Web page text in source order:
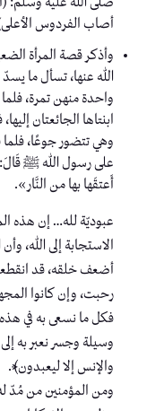
أصاب الفردوس
وأذكر قصة المرأة
الله عنها، تسأل ما
واحدة منهن تمرة،
ابنتاها الجائعتان
وهي تتضور جوعًا،
على رسول الله ﷺ قَالَ:
أَعتقَها بها من النَّار».
عبوديّة لله… إن هذه
الاستجابة إلى الله،
أضعف خلقه، قد
رحبت، وإن كانوا
فكل ما نسعى به في هذه
وسيلة وجسر نعبر به
والإنس إلا ليعبدون﴾.
ومن المؤمنين من مُدّ